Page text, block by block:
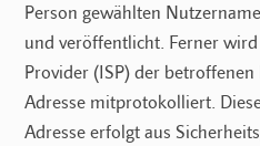
Person gewählten
und veröffentlicht. Ferner
Provider (ISP) der betroffenen
Adresse mitprotokolliert.
Adresse erfolgt aus